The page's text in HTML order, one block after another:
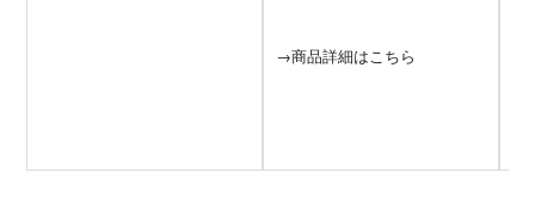
→商品詳細はこちら